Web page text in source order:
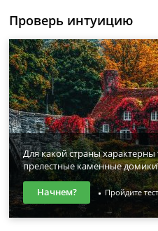
Проверь интуицию
Для какой страны характерны
прелестные каменные
Начнем? Пройдите тест